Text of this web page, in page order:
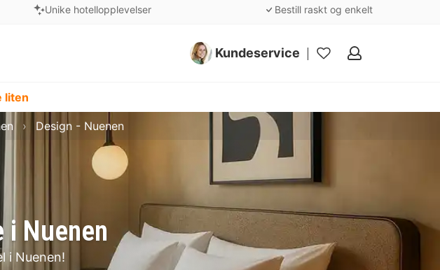
Unike hotellopplevelser Bestill raskt og enkelt
Kundeservice
Mine
liten
Nuenen
i Nuenen!
Design - Nuenen